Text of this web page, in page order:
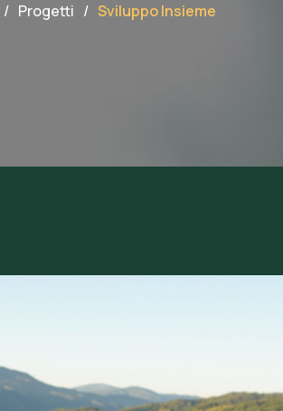
Progetti Sviluppo Insieme